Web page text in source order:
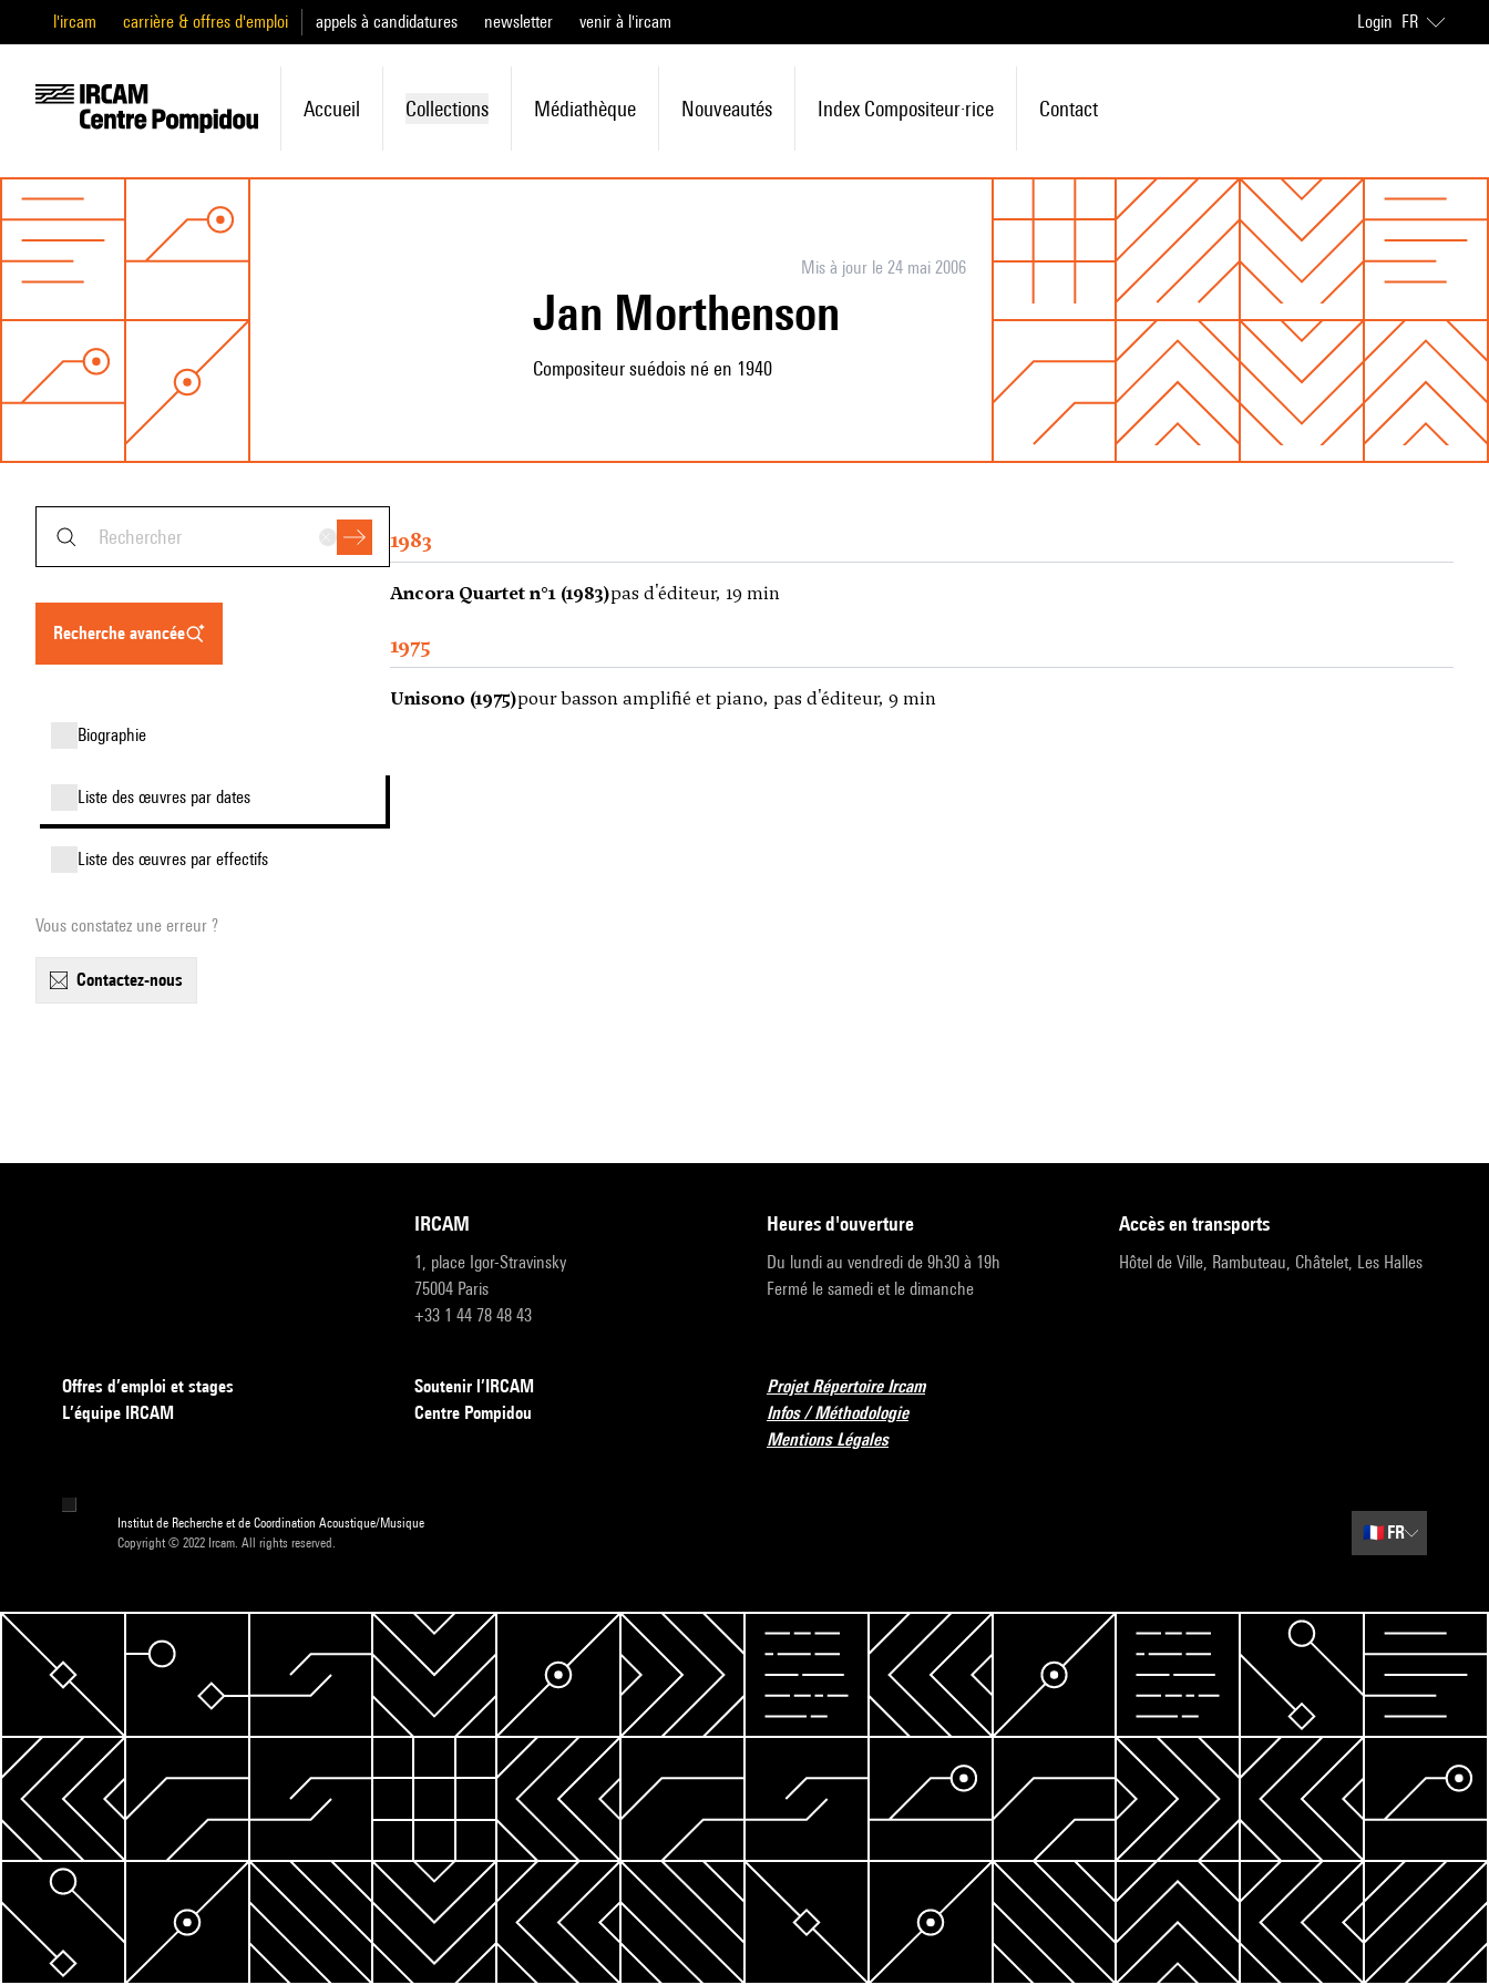
l'ircam carrière & offres d'emploi appels à candidatures newsletter venir à l'ircam Login FR
Accueil Collections Médiathèque Nouveautés Index Compositeur·rice Contact
Mis à jour le 24 mai 2006
Jan Morthenson
Compositeur suédois né en 1940
recherche avancée
biographie
liste des œuvres par dates
liste des œuvres par effectifs
Vous constatez une erreur ?
contactez-nous
1983
Ancora Quartet n°1 (1983)pas d'éditeur, 19 min
1975
Unisono (1975)pour basson amplifié et piano, pas d'éditeur, 9 min
IRCAM
1, place Igor-Stravinsky
75004 Paris
+33 1 44 78 48 43
heures d'ouverture
Du lundi au vendredi de 9h30 à 19h
Fermé le samedi et le dimanche
accès en transports
Hôtel de Ville, Rambuteau, Châtelet, Les Halles
Offres d’emploi et stages
L’équipe IRCAM
Soutenir l’IRCAM
Centre Pompidou
Projet Répertoire Ircam
Infos / Méthodologie
Mentions Légales
Institut de Recherche et de Coordination Acoustique/Musique
Copyright © 2022 Ircam. All rights reserved.
🇫🇷 FR